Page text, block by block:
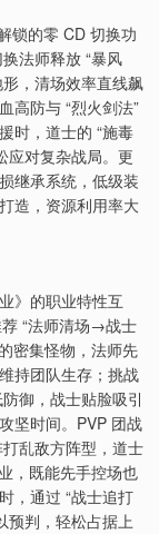
锁的零 CD 切换功
法师释放 “暴风
形，清场效率直线飙
高防与 “烈火剑法”
时，道士的 “施毒
应对复杂战局。更
继承系统，低级装
造，资源利用率大
》的职业特性互
“法师清场→战士
密集怪物，法师先
持团队生存；挑战
御，战士贴脸吸引
坚时间。PVP 团战
乱敌方阵型，道士
，既能先手控场也
，通过 “战士追打
判，轻松占据上